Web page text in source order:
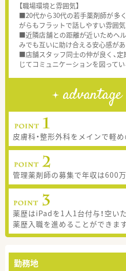
【職場環境と雰囲気】
■20代から30代の若手薬剤師が多
がらもフラットで話しやすい雰囲気
■近隣店舗との距離が近いためヘ
みでも互いに助け合える安心感があ
■店舗スタッフ同士の仲が良く、
じてコミュニケーションを図ってい
advantage
皮膚科・整形外科をメインで軽
管理薬剤師の募集で年収は600万
薬歴はiPadを1人1台付与！空い
薬歴入職を進めることができま
勤務地